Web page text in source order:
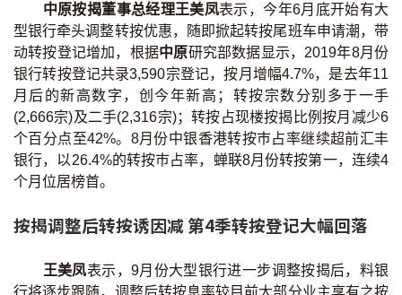
置业预算
供款年期计算
工商铺按揭计算
印花税计算
中原按揭董事总经理王美凤表示，今年6月底开始有大
型银行牵头调整转按优惠，随即掀起转按尾班车申请潮，带
动转按登记增加，根据中原研究部数据显示，2019年8月份
银行转按登记共录3,590宗登记，按月增幅4.7%，是去年11
月后的新高数字，创今年新高；转按宗数分别多于一手
(2,666宗)及二手(2,316宗)；转按占现楼按揭比例按月减少6
个百分点至42%。8月份中银香港转按巿占率继续超前汇丰
银行，以26.4%的转按巿占率，蝉联8月份转按第一，连续4
个月位居榜首。
按揭调整后转按诱因减 第4季转按登记大幅回落
王美凤表示，9月份大型银行进一步调整按揭后，料银
行将逐步跟随，调整后转按息率较目前大部分业主享有之按